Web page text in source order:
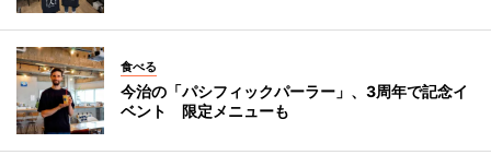
食べる
今治の「パシフィックパーラー」、3周年で記念イ
ベント 限定メニューも